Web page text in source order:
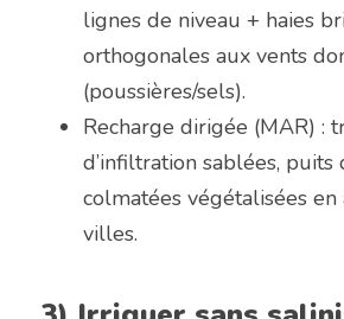
lignes de niveau + haies
orthogonales aux vents
(poussières/sels).
Recharge dirigée (MAR) :
d’infiltration sablées, puits
colmatées végétalisées
villes.